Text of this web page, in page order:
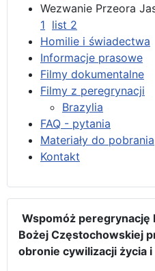
Wezwanie Przeora
1 list 2
Homilie i świadectwa
Informacje prasowe
Filmy dokumentalne
Filmy z peregrynacji
Brazylia
FAQ - pytania
Materiały do pobrania
Kontakt
Wspomóż peregrynację
Bożej Częstochowskiej
obronie cywilizacji życia i